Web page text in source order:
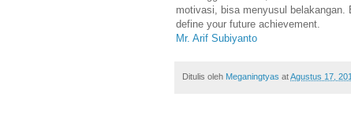
motivasi, bisa menyusul
define your future achievement.
Mr. Arif Subiyanto
Ditulis oleh Meganingtyas atAgustus 17,